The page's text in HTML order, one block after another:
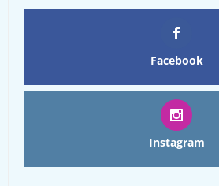
Facebook
Instagram